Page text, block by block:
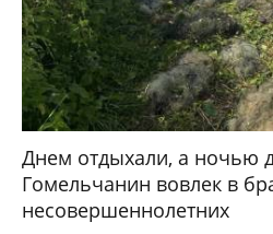
Днем отдыхали, а ночью
Гомельчанин вовлек в
несовершеннолетних